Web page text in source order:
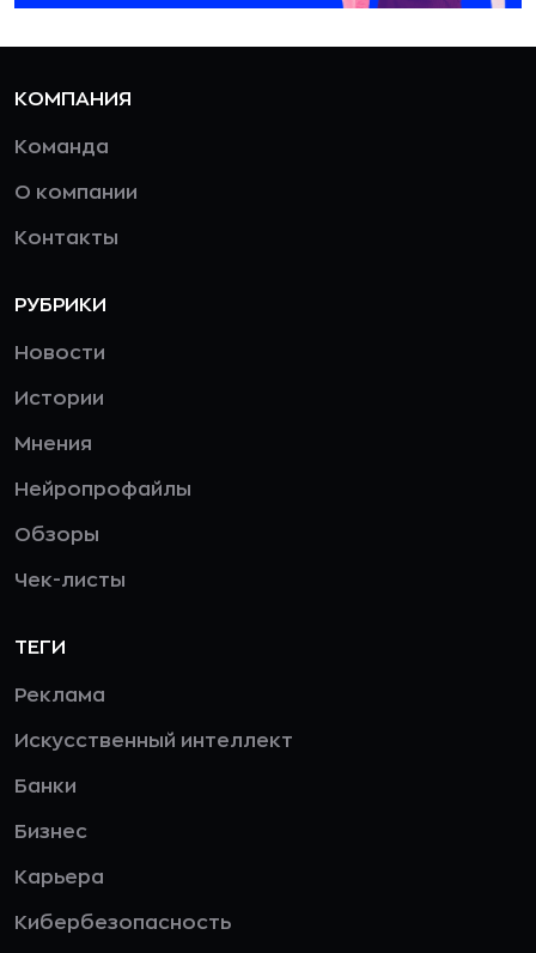
КОМПАНИЯ
Команда
О компании
Контакты
РУБРИКИ
Новости
Истории
Мнения
Нейропрофайлы
Обзоры
Чек-листы
ТЕГИ
Реклама
Искусственный интеллект
Банки
Бизнес
Карьера
Кибербезопасность